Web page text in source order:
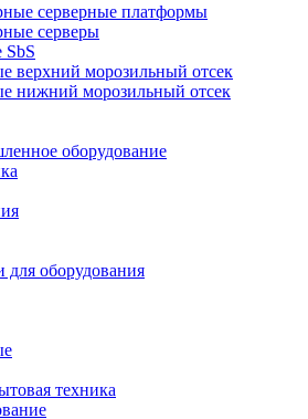
серверные платформы
серверы
SbS
верхний морозильный отсек
нижний морозильный отсек
оборудование
для оборудования
техника